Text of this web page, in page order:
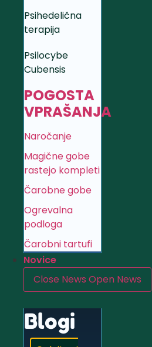
Psihedelična
terapija
Psilocybe
Cubensis
POGOSTA
VPRAŠANJA
Naročanje
Magične gobe
rastejo kompleti
Čarobne gobe
Ogrevalna
podloga
Čarobni tartufi
Novice
Close News Open News
Blogi